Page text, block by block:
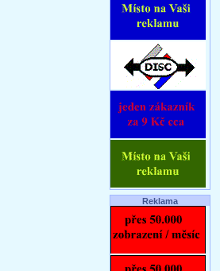
Reklama